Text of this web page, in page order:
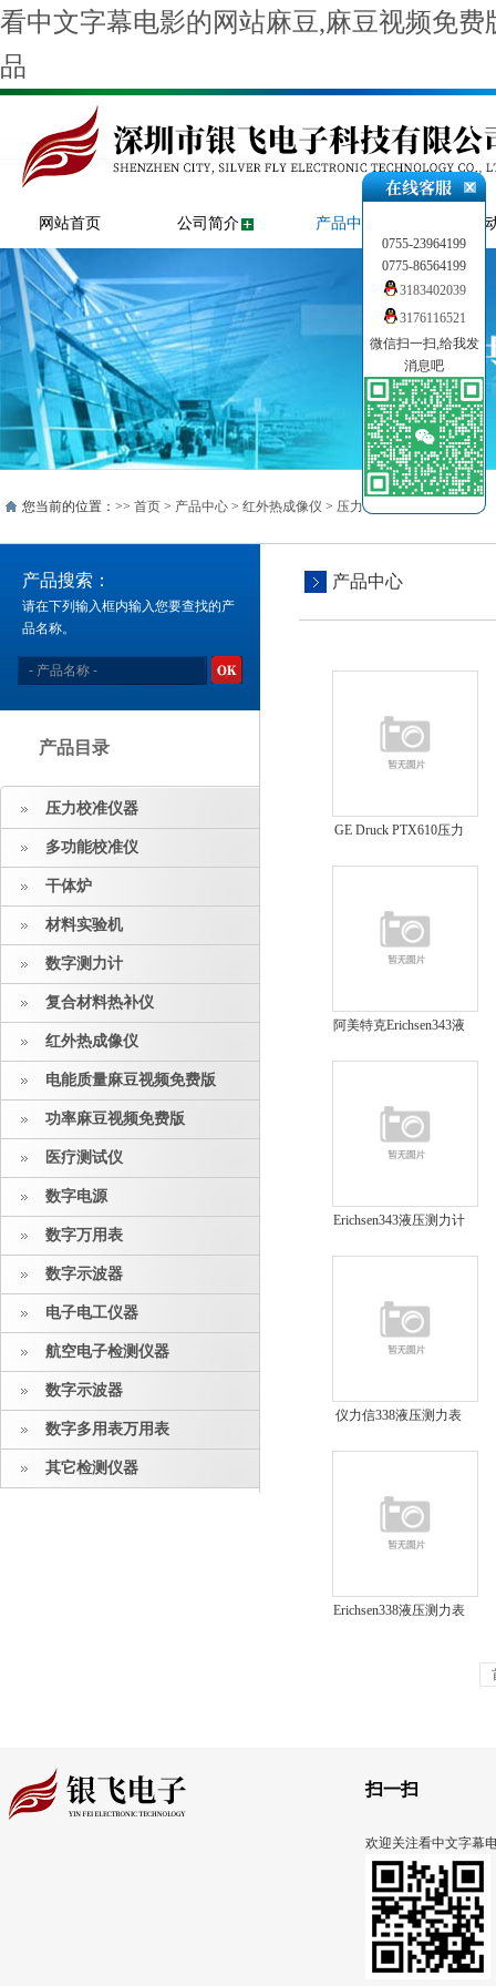
看中文字幕电影的网站麻豆,麻豆视频免
品
网站首页 公司简介 产品中心 新闻
您当前的位置：>> 首页 > 产品中心 > 红外热成像仪 > 压力和液位
产品搜索：
请在下列输入框内输入您要查找的产
品名称。
产品目录
压力校准仪器
多功能校准仪
干体炉
材料实验机
数字测力计
复合材料热补仪
红外热成像仪
电能质量麻豆视频免费版
功率麻豆视频免费版
医疗测试仪
数字电源
数字万用表
数字示波器
电子电工仪器
航空电子检测仪器
数字示波器
数字多用表万用表
其它检测仪器
产品中心
GE Druck PTX610压力
阿美特克Erichsen343液
Erichsen343液压测力计
仪力信338液压测力表
Erichsen338液压测力表
扫一扫
欢迎关注看中文字幕
0755-23964199
0775-86564199
3183402039
3176116521
微信扫一扫,给我发
消息吧